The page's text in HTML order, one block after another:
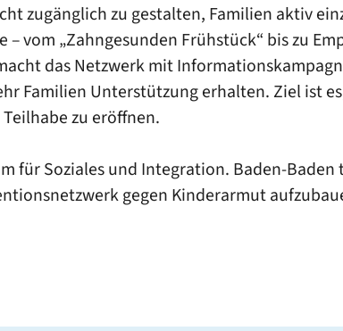
zugänglich zu gestalten, Familien aktiv
vom „Zahngesunden Frühstück“ bis zu
das Netzwerk mit
Familien Unterstützung erhalten. Ziel ist
zu eröffnen.
für Soziales und Integration. Baden-
gegen Kinderarmut